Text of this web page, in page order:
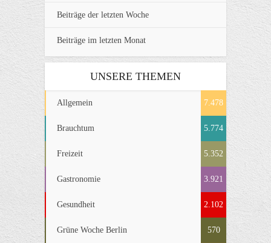
Beiträge der letzten Woche
Beiträge im letzten Monat
UNSERE THEMEN
Allgemein 7.478
Brauchtum 5.774
Freizeit 5.352
Gastronomie 3.921
Gesundheit 2.102
Grüne Woche Berlin 570